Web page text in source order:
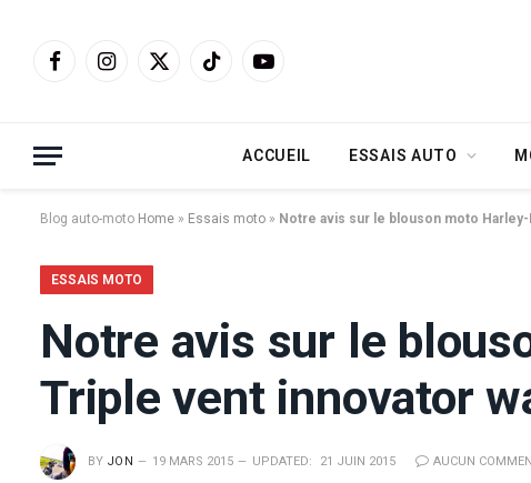
FacebookInstagram
X
TikTokYouTube
ACCUEIL ESSAIS AUTO
Blog auto-moto Home » Essais moto » Notre avis sur le blouson moto
ESSAIS MOTO
Notre avis sur le
Triple vent innovator
BY JON 19 MARS 2015 UPDATED: 21 JUIN 2015 AUCUN